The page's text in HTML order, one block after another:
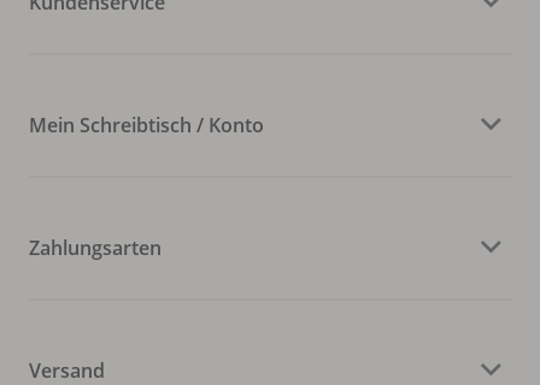
Mein Schreibtisch / Konto
Zahlungsarten
Versand